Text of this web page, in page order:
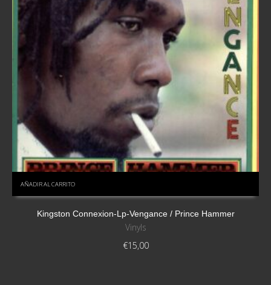
AÑADIR AL CARRITO
Kingston Connexion-Lp-Vengance / Prince Hammer
Vinyls
€15,00